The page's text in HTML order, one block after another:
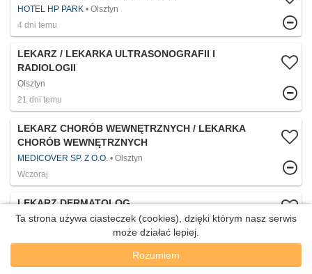
HOTEL HP PARK
Olsztyn
4 dni temu
LEKARZ / LEKARKA ULTRASONOGRAFII I
RADIOLOGII
Olsztyn
21 dni temu
LEKARZ CHORÓB WEWNĘTRZNYCH / LEKARKA
CHORÓB WEWNĘTRZNYCH
MEDICOVER SP. Z O.O.
Olsztyn
Wczoraj
LEKARZ DERMATOLOG
MEDICOVER SP. Z O.O.
Olsztyn
Ta strona używa ciasteczek (cookies), dzięki którym nasz serwis
może działać lepiej.
Rozumiem